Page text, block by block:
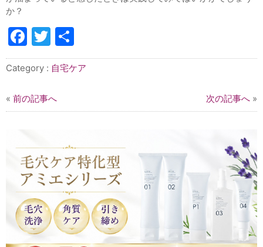
か？
Facebook
Twitter
有
Category : 自宅ケア
« 前の記事へ 次の記事へ »